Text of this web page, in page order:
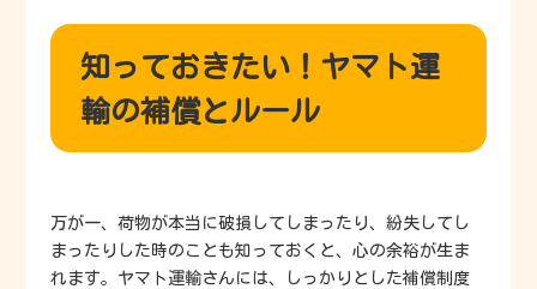
知っておきたい！ヤマト運
輸の補償とルール
万が一、荷物が本当に破損してしまったり、紛失してし
まったりした時のことも知っておくと、心の余裕が生ま
れます。ヤマト運輸さんには、しっかりとした補償制度